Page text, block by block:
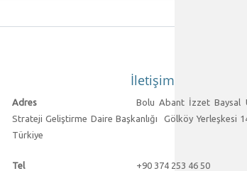
İletişim
Adres
Bolu Abant İzzet Baysal
Strateji Geliştirme Daire Başkanlığı
Gölköy Yerleşkesi
Türkiye
Tel +90 374 253 46 50